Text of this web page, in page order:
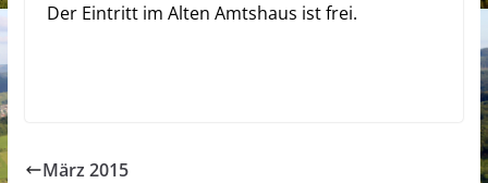
Der Eintritt im Alten Amtshaus ist frei.
März 2015